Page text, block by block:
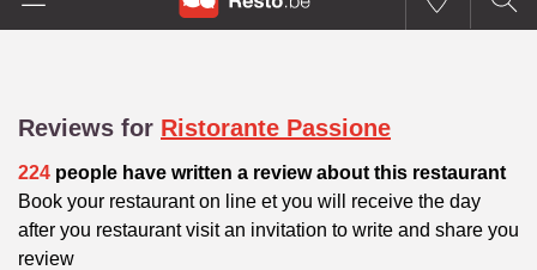
Reviews for Ristorante Passione
224 people have written a review about this restaurant
Book your restaurant on line et you will receive the day
after you restaurant visit an invitation to write and share you
review